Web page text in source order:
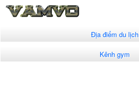
Địa điểm du lịch
Kênh gym